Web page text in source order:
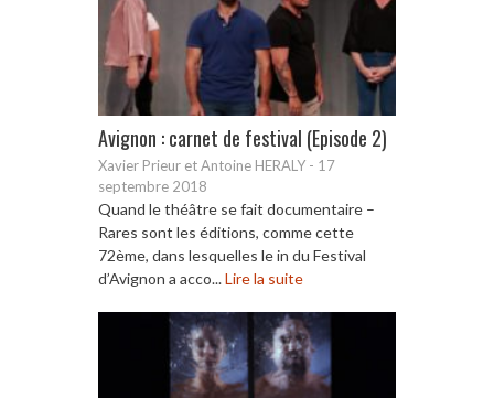
Avignon : carnet de festival (Episode 2)
Xavier Prieur et Antoine HERALY - 17
septembre 2018
Quand le théâtre se fait documentaire –
Rares sont les éditions, comme cette
72ème, dans lesquelles le in du Festival
d’Avignon a acco...Lire la suite